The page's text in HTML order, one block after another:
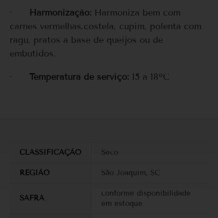
· Harmonização: Harmoniza bem com
carnes vermelhas,costela, cupim, polenta com
ragu, pratos a base de queijos ou de
embutidos.
· Temperatura de serviço: 15 a 18ºC
CLASSIFICAÇÃO Seco
REGIÃO São Joaquim, SC
SAFRA
conforme disponibilidade
em estoque